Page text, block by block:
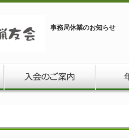
事務局休業のお知らせ